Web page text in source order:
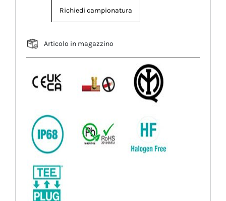
Richiedi campionatura
Articolo in magazzino